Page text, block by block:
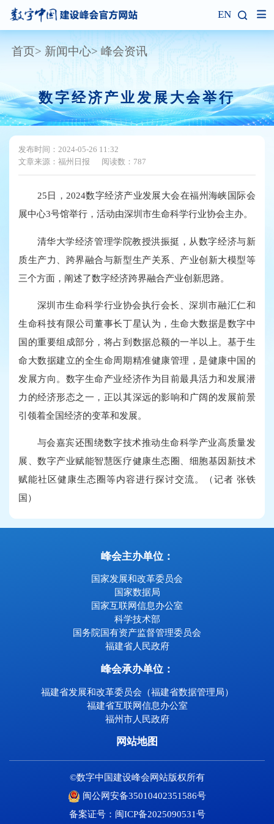
EN
首页 新闻中心 峰会资讯
数字经济产业发展大会举行
发布时间：2024-05-26 11:32
文章来源：福州日报
阅读数：787
25日，2024数字经济产业发展大会在福州海峡国际会
展中心3号馆举行，活动由深圳市生命科学行业协会主办。
清华大学经济管理学院教授洪振挺，从数字经济与新
质生产力、跨界融合与新型生产关系、产业创新大模型等
三个方面，阐述了数字经济跨界融合产业创新思路。
深圳市生命科学行业协会执行会长、深圳市融汇仁和
生命科技有限公司董事长丁星认为，生命大数据是数字中
国的重要组成部分，将占到数据总额的一半以上。基于生
命大数据建立的全生命周期精准健康管理，是健康中国的
发展方向。数字生命产业经济作为目前最具活力和发展潜
力的经济形态之一，正以其深远的影响和广阔的发展前景
引领着全国经济的变革和发展。
与会嘉宾还围绕数字技术推动生命科学产业高质量发
展、数字产业赋能智慧医疗健康生态圈、细胞基因新技术
赋能社区健康生态圈等内容进行探讨交流。（记者 张铁
国）
峰会主办单位：
国家发展和改革委员会
国家数据局
国家互联网信息办公室
科学技术部
国务院国有资产监督管理委员会
福建省人民政府
峰会承办单位：
福建省发展和改革委员会（福建省数据管理局）
福建省互联网信息办公室
福州市人民政府
网站地图
©数字中国建设峰会网站版权所有
闽公网安备35010402351586号
备案证号：闽ICP备2025090531号